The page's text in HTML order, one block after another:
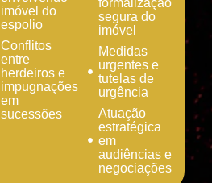
imóvel do
espolio
Conflitos
entre
herdeiros e
impugnações
em
sucessões
segura do
imóvel
Medidas
urgentes e
tutelas de
urgência
Atuação
estratégica
em
audiências e
negociações